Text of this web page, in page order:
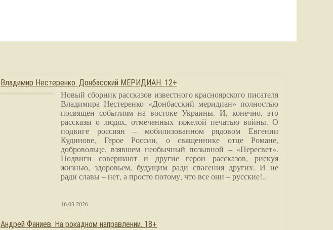
Владимир Нестеренко. Донбасский МЕРИДИАН. 12+
Новый сборник рассказов известного красноярского писателя
Владимира Нестеренко «Донбасский меридиан» полностью
посвящен событиям на востоке Украины. И, конечно, это
рассказы о людях, отмеченных тяжелой печатью войны. О
подвиге россиян – мобилизованном рядовом Евгении
Кудинове, Герое России, о священнике отце Романе,
добровольце, взявшем необычный позывной – «Пересвет».
Подвиги совершают и другие герои рассказов, рискуя
жизнью, здоровьем, будущим ради спасения других. И не
ради славы – нет, а просто потому, что все они – русские!..
16.03.2026
Андрей Фаниев. На рокадном направлении. 18+